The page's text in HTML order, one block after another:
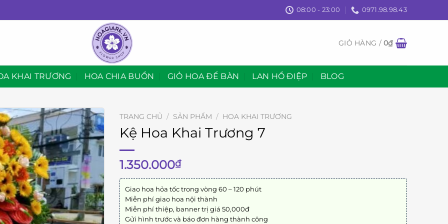
08:00 - 23:00 0971.98.98.43
GIỎ HÀNG /0₫
KHAI TRƯƠNG HOA CHIA BUỒN GIỎ HOA ĐỂ BÀN LAN HỒ ĐIỆP BLOG
TRANG CHỦ / SẢN PHẨM / HOA KHAI TRƯƠNG
Kệ Hoa Khai Trương 7
1.350.000₫
Giao hoa hỏa tốc trong vòng 60 – 120 phút
Miễn phí giao hoa nội thành
Miễn phí thiệp, banner trị giá 50,000đ
Gửi hình trước và báo đơn hàng thành công